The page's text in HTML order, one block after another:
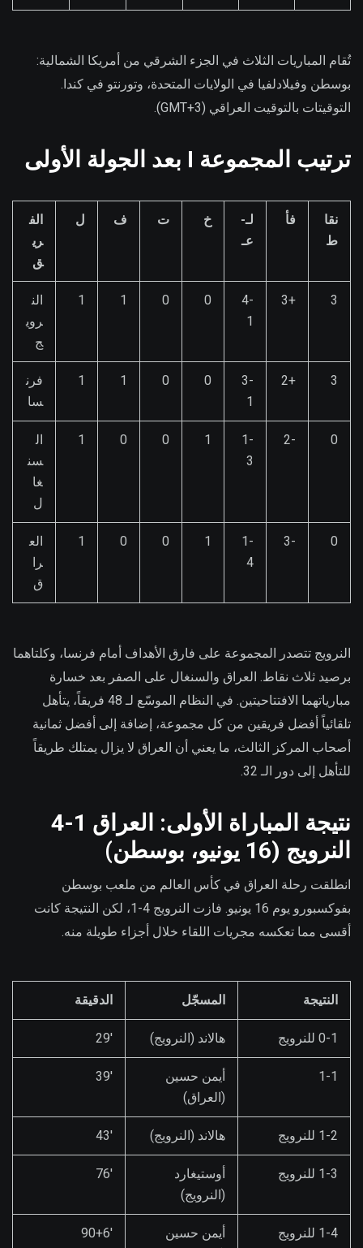
تُقام المباريات الثلاث في الجزء الشرقي من أمريكا الشمالية:
بوسطن وفيلادلفيا في الولايات المتحدة، وتورنتو في كندا.
التوقيتات بالتوقيت العراقي (GMT+3).
ترتيب المجموعة I بعد الجولة الأولى
نقا
ط
فأ
لـ-
عـ
خ ت ف ل
الف
ري
ق
3
+3
4-
1
0
0
1
1
الن
روي
ج
3
+2
3-
1
0
0
1
1
فرن
سا
0
-2
1-
3
1
0
0
1
ال
سن
غا
ل
0
-3
1-
4
1
0
0
1
الع
را
ق
النرويج تتصدر المجموعة على فارق الأهداف أمام فرنسا، وكلتاهما
برصيد ثلاث نقاط. العراق والسنغال على الصفر بعد خسارة
مبارياتهما الافتتاحيتين. في النظام الموسّع لـ 48 فريقاً، يتأهل
تلقائياً أفضل فريقين من كل مجموعة، إضافة إلى أفضل ثمانية
أصحاب المركز الثالث، ما يعني أن العراق لا يزال يمتلك طريقاً
للتأهل إلى دور الـ 32.
نتيجة المباراة الأولى: العراق 1-4
النرويج (16 يونيو، بوسطن)
انطلقت رحلة العراق في كأس العالم من ملعب بوسطن
بفوكسبورو يوم 16 يونيو. فازت النرويج 4-1، لكن النتيجة كانت
أقسى مما تعكسه مجريات اللقاء خلال أجزاء طويلة منه.
النتيجة المسجّل الدقيقة
0-1 للنرويج هالاند (النرويج) 29′
1-1
أيمن حسين
(العراق)
39′
1-2 للنرويج هالاند (النرويج) 43′
1-3 للنرويج
أوستيغارد
(النرويج)
76′
1-4 للنرويج
أيمن حسين
90+6′